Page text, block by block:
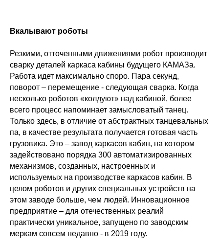
Вкалывают роботы
Резкими, отточенными движениями робот производит
сварку деталей каркаса кабины будущего КАМАЗа.
Работа идет максимально споро. Пара секунд,
поворот – перемещение - следующая сварка. Когда
несколько роботов «колдуют» над кабиной, более
всего процесс напоминает замысловатый танец.
Только здесь, в отличие от абстрактных танцевальных
па, в качестве результата получается готовая часть
грузовика. Это – завод каркасов кабин, на котором
задействовано порядка 300 автоматизированных
механизмов, созданных, настроенных и
используемых на производстве каркасов кабин. В
целом роботов и других специальных устройств на
этом заводе больше, чем людей. Инновационное
предприятие – для отечественных реалий
практически уникальное, запущено по заводским
меркам совсем недавно - в 2019 году.